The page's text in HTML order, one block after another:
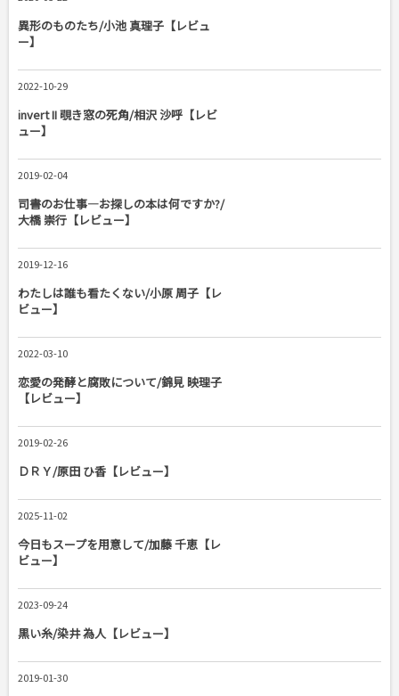
異形のものたち/小池 真理子【レビュ
ー】
2022-10-29
invert II 覗き窓の死角/相沢 沙呼【レビ
ュー】
2019-02-04
司書のお仕事―お探しの本は何ですか?/
大橋 崇行【レビュー】
2019-12-16
わたしは誰も看たくない/小原 周子【レ
ビュー】
2022-03-10
恋愛の発酵と腐敗について/錦見 映理子
【レビュー】
2019-02-26
ＤＲＹ/原田 ひ香【レビュー】
2025-11-02
今日もスープを用意して/加藤 千恵【レ
ビュー】
2023-09-24
黒い糸/染井 為人【レビュー】
2019-01-30